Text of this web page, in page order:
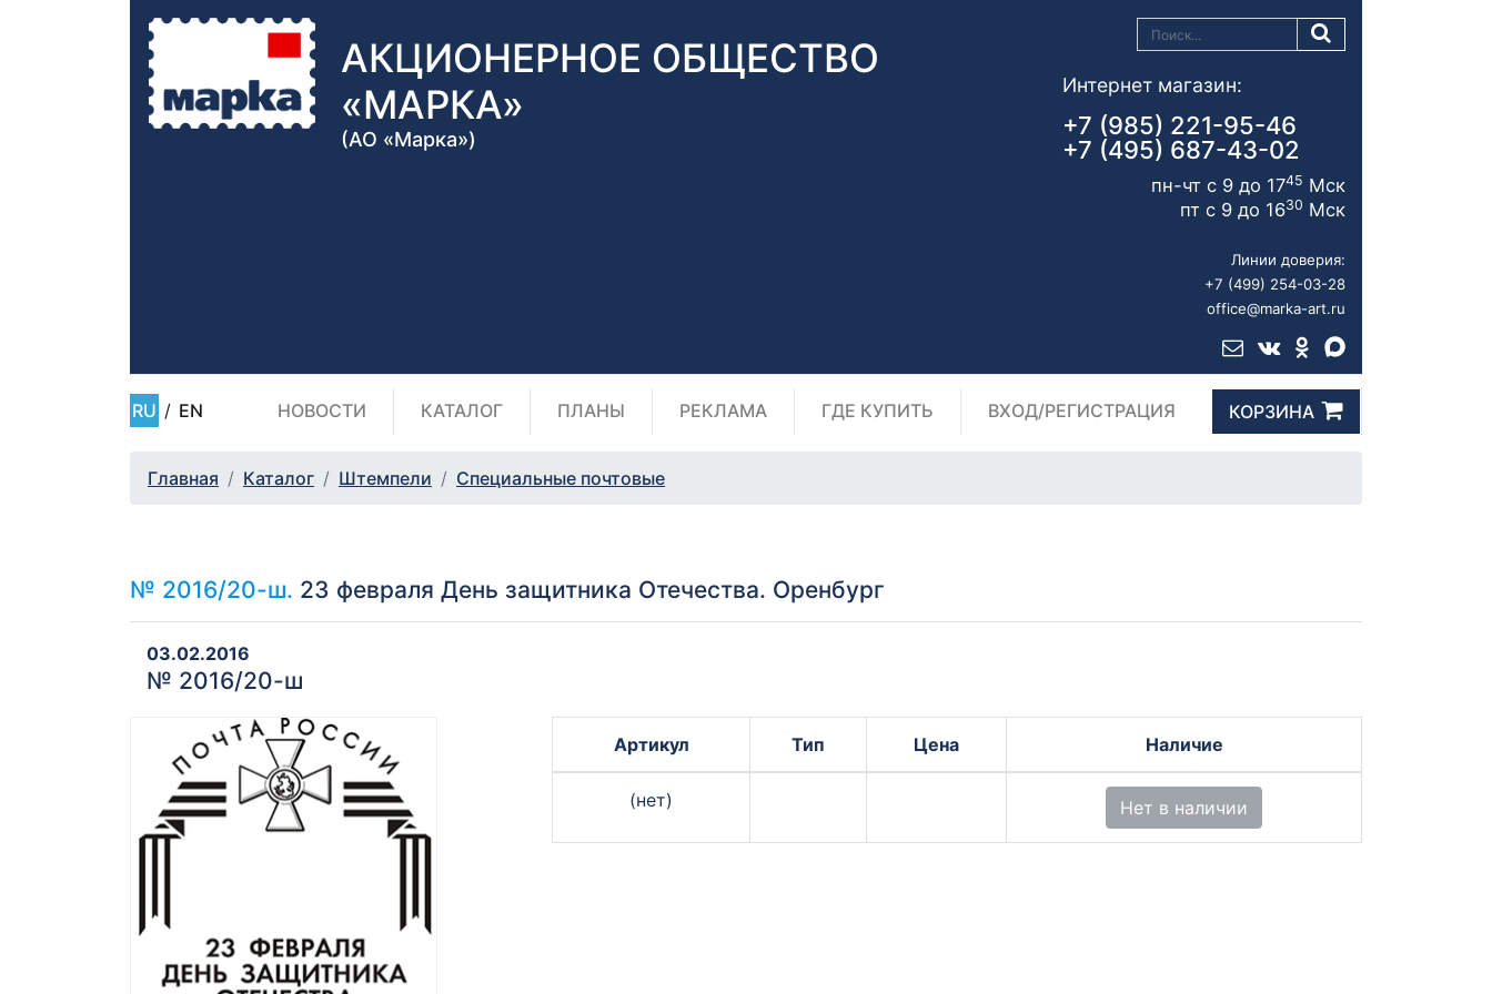
АКЦИОНЕРНОЕ ОБЩЕСТВО
«МАРКА»
(АО «Марка»)
Интернет магазин:
+7 (985) 221-95-46
+7 (495) 687-43-02
пн-чт с 9 до 1745 Мск
пт с 9 до 1630 Мск
Линии доверия:
+7 (499) 254-03-28
office@marka-art.ru
RU / EN НОВОСТИ КАТАЛОГ ПЛАНЫ РЕКЛАМА ГДЕ КУПИТЬ ВХОД/РЕГИСТРАЦИЯ КОРЗИНА
Главная Каталог Штемпели Специальные почтовые
№ 2016/20-ш. 23 февраля День защитника Отечества. Оренбург
03.02.2016
№ 2016/20-ш
Артикул Тип Цена Наличие
(нет) Нет в наличии